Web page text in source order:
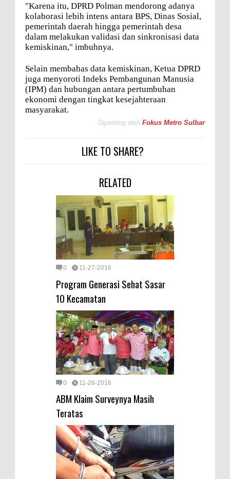
"Karena itu, DPRD Polman mendorong adanya
kolaborasi lebih intens antara BPS, Dinas Sosial,
pemerintah daerah hingga pemerintah desa
dalam melakukan validasi dan sinkronisasi data
kemiskinan," imbuhnya.
Selain membahas data kemiskinan, Ketua DPRD
juga menyoroti Indeks Pembangunan Manusia
(IPM) dan hubungan antara pertumbuhan
ekonomi dengan tingkat kesejahteraan
masyarakat.
Diposting oleh Fokus Metro Sulbar
LIKE TO SHARE?
RELATED
0 11-27-2016
Program Generasi Sehat Sasar
10 Kecamatan
0 11-26-2016
ABM Klaim Surveynya Masih
Teratas